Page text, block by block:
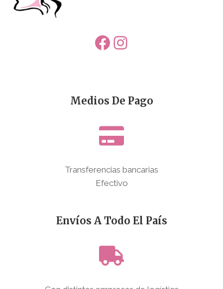
Facebook
Instagram
Medios De Pago
Transferencias bancarias
Efectivo
Envíos A Todo El País